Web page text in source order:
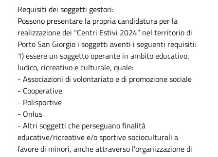
Requisiti dei soggetti gestori:
Possono presentare la propria candidatura per la
realizzazione dei “Centri Estivi 2024” nel territorio di
Porto San Giorgio i soggetti aventi i seguenti requisiti:
1) essere un soggetto operante in ambito educativo,
ludico, ricreativo e culturale, quale:
- Associazioni di volontariato e di promozione sociale
- Cooperative
- Polisportive
- Onlus
- Altri soggetti che perseguano finalità
educative/ricreative e/o sportive socioculturali a
favore di minori, anche attraverso l'organizzazione di